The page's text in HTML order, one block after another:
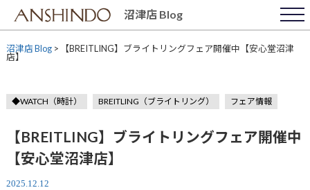
content
沼津店 Blog
沼津店 Blog> 【BREITLING】ブライトリングフェア開催中【安心堂沼津
店】
◆WATCH（時計） BREITLING（ブライトリング） フェア情報
【BREITLING】ブライトリングフェア開催中
【安心堂沼津店】
2025.12.12